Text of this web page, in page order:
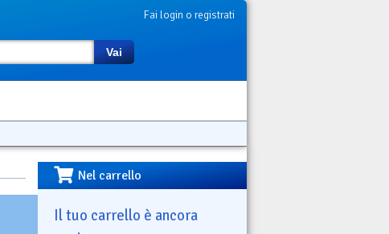
Fai login o registrati
Vai
Nel carrello
Il tuo carrello è ancora